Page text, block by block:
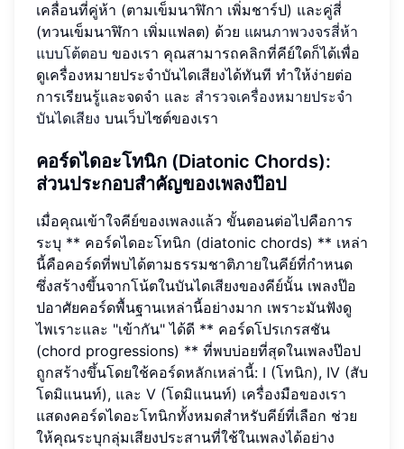
เคลื่อนที่คู่ห้า (ตามเข็มนาฬิกา เพิ่มชาร์ป) และคู่สี่
(ทวนเข็มนาฬิกา เพิ่มแฟลต) ด้วย แผนภาพวงจรสี่ห้า
แบบโต้ตอบ ของเรา คุณสามารถคลิกที่คีย์ใดก็ได้เพื่อ
ดูเครื่องหมายประจำบันไดเสียงได้ทันที ทำให้ง่ายต่อ
การเรียนรู้และจดจำ และ สำรวจเครื่องหมายประจำ
บันไดเสียง บนเว็บไซต์ของเรา
คอร์ดไดอะโทนิก (Diatonic Chords):
ส่วนประกอบสำคัญของเพลงป๊อป
เมื่อคุณเข้าใจคีย์ของเพลงแล้ว ขั้นตอนต่อไปคือการ
ระบุ ** คอร์ดไดอะโทนิก (diatonic chords) ** เหล่า
นี้คือคอร์ดที่พบได้ตามธรรมชาติภายในคีย์ที่กำหนด
ซึ่งสร้างขึ้นจากโน้ตในบันไดเสียงของคีย์นั้น เพลงป๊อ
ปอาศัยคอร์ดพื้นฐานเหล่านี้อย่างมาก เพราะมันฟังดู
ไพเราะและ "เข้ากัน" ได้ดี ** คอร์ดโปรเกรสชัน
(chord progressions) ** ที่พบบ่อยที่สุดในเพลงป๊อป
ถูกสร้างขึ้นโดยใช้คอร์ดหลักเหล่านี้: I (โทนิก), IV (สับ
โดมิแนนท์), และ V (โดมิแนนท์) เครื่องมือของเรา
แสดงคอร์ดไดอะโทนิกทั้งหมดสำหรับคีย์ที่เลือก ช่วย
ให้คุณระบุกลุ่มเสียงประสานที่ใช้ในเพลงได้อย่าง